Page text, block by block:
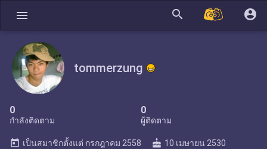
menu search account_circle
tommerzung
0
กำลังติดตาม
0
ผู้ติดตาม
today เป็นสมาชิกตั้งแต่ กรกฎาคม 2558 cake 10 เมษายน 2530